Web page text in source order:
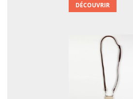
DÉCOUVRIR